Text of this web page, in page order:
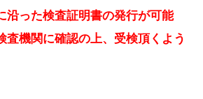
沿った検査証明書の発行が可能
査機関に確認の上、受検頂くよう